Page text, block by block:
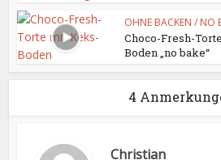
OHNE BACKEN / NO
Choco-Fresh-
Boden „no bake“
4
Christian